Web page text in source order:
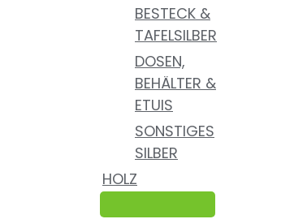
BESTECK &
TAFELSILBER
DOSEN,
BEHÄLTER &
ETUIS
SONSTIGES
SILBER
HOLZ